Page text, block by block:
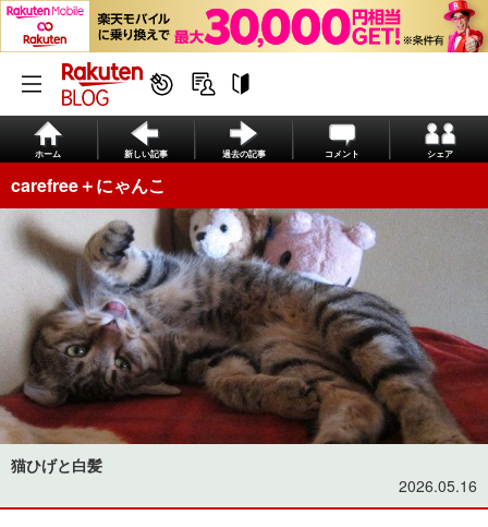
ホーム 新しい記事 過去の記事 コメント シェア
carefree＋にゃんこ
猫ひげと白髪
2026.05.16